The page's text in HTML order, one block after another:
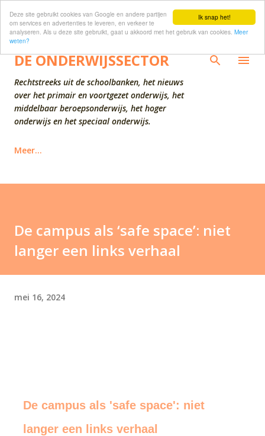
Ik snap het!
Deze site gebruikt cookies van Google en andere partijen
om services en advertenties te leveren, en verkeer te
analyseren. Als u deze site gebruikt, gaat u akkoord met het gebruik van cookies. Meer
weten?
Doorgaan naar hoofdcontent
DE ONDERWIJSSECTOR
Rechtstreeks uit de schoolbanken, het nieuws
over het primair en voortgezet onderwijs, het
middelbaar beroepsonderwijs, het hoger
onderwijs en het speciaal onderwijs.
Meer…
De campus als ‘safe space’: niet
langer een links verhaal
mei 16, 2024
De campus als 'safe space': niet
langer een links verhaal